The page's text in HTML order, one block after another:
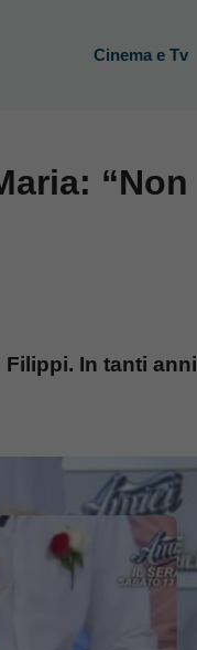
Cinema e Tv
“Non
Filippi. In tanti anni